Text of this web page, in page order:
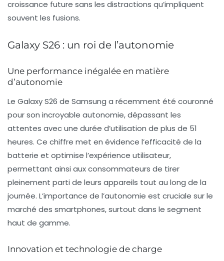
croissance future sans les distractions qu’impliquent
souvent les fusions.
Galaxy S26 : un roi de l’autonomie
Une performance inégalée en matière
d’autonomie
Le Galaxy S26 de Samsung a récemment été couronné
pour son incroyable autonomie, dépassant les
attentes avec une durée d’utilisation de plus de 51
heures. Ce chiffre met en évidence l’efficacité de la
batterie et optimise l’expérience utilisateur,
permettant ainsi aux consommateurs de tirer
pleinement parti de leurs appareils tout au long de la
journée. L’importance de l’autonomie est cruciale sur le
marché des smartphones, surtout dans le segment
haut de gamme.
Innovation et technologie de charge